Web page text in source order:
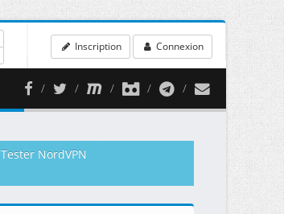
Inscription Connexion
Tester NordVPN